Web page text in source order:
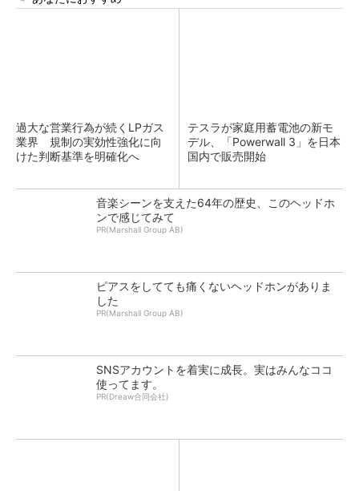
過大な営業行為が続くLPガス
業界 規制の実効性強化に向
けた判断基準を明確化へ
テスラが家庭用蓄電池の新モ
デル、「Powerwall 3」を日本
国内で販売開始
音楽シーンを支えた64年の歴史、このヘッドホ
ンで感じてみて
PR(Marshall Group AB)
ピアスをしてても痛くないヘッドホンがありま
した
PR(Marshall Group AB)
SNSアカウントを着実に成長。実はみんなココ
使ってます。
PR(Dreaw合同会社)